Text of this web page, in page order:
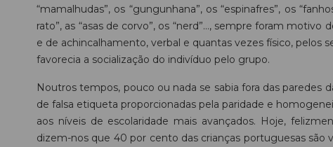
“mamalhudas”, os “gungunhana”, os “espinafres”, os
rato”, as “asas de corvo”, os “nerd”…, sempre foram
e de achincalhamento, verbal e quantas vezes físico, pelos
favorecia a socialização do indivíduo pelo grupo.
Noutros tempos, pouco ou nada se sabia fora das paredes
de falsa etiqueta proporcionadas pela paridade e
aos níveis de escolaridade mais avançados. Hoje,
dizem-nos que 40 por cento das crianças portuguesas são